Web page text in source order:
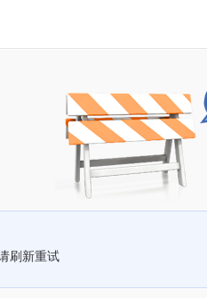
刷新重试